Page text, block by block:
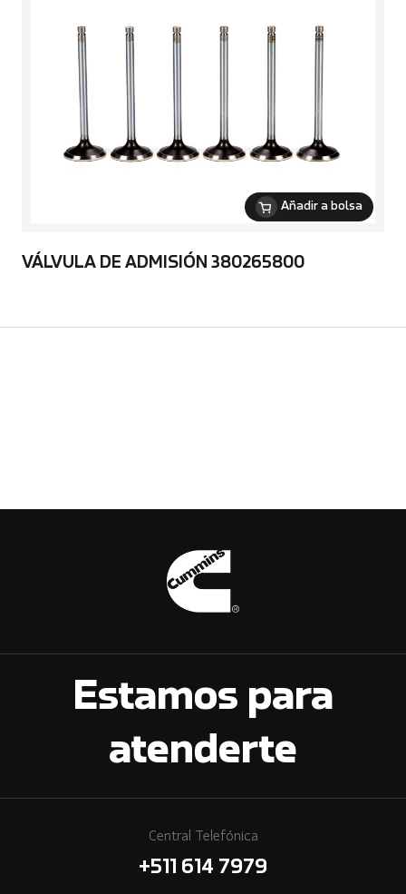
Añadir a bolsa
VÁLVULA DE ADMISIÓN 380265800
Estamos para
atenderte
Central Telefónica
+511 614 7979